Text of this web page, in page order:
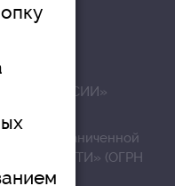
РОССИИ»
с ограниченной
НОВОСТИ» (ОГРН